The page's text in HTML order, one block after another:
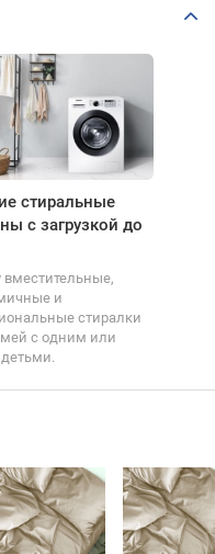
стиральные
с загрузкой до
вместительные,
и
стиралки
с одним или